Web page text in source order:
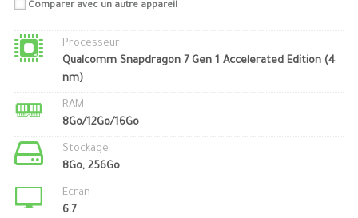
Comparer avec un autre appareil
Processeur
Qualcomm Snapdragon 7 Gen 1 Accelerated Edition (4
nm)
RAM
8Go/12Go/16Go
Stockage
8Go, 256Go
Ecran
6.7